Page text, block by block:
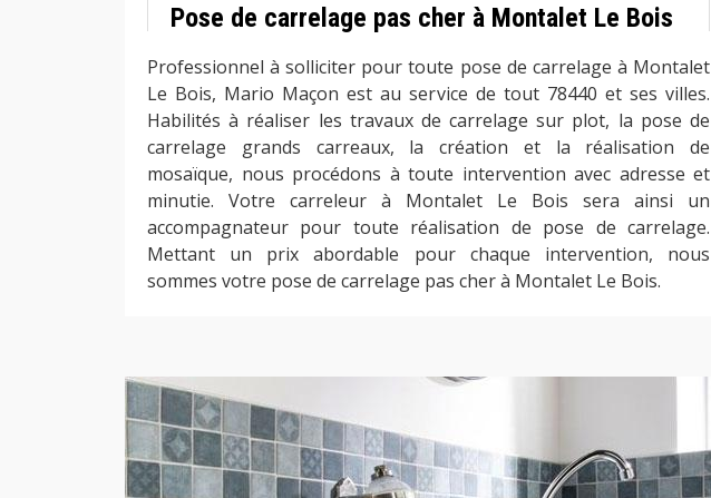
Pose de carrelage pas cher à Montalet Le Bois
Professionnel à solliciter pour toute pose de carrelage à Montalet
Le Bois, Mario Maçon est au service de tout 78440 et ses villes.
Habilités à réaliser les travaux de carrelage sur plot, la pose de
carrelage grands carreaux, la création et la réalisation de
mosaïque, nous procédons à toute intervention avec adresse et
minutie. Votre carreleur à Montalet Le Bois sera ainsi un
accompagnateur pour toute réalisation de pose de carrelage.
Mettant un prix abordable pour chaque intervention, nous
sommes votre pose de carrelage pas cher à Montalet Le Bois.